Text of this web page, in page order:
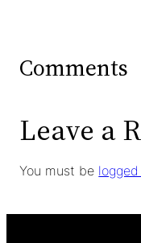
Comments
Leave a
You must be